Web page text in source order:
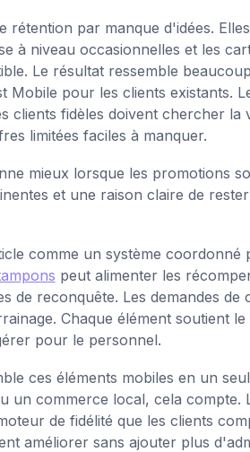
rétention par manque d'idées.
à niveau occasionnelles et les
Le résultat ressemble
pour les clients existants.
clients fidèles doivent chercher la
limitées faciles à manquer.
mieux lorsque les promotions
et une raison claire de
comme un système coordonné
peut alimenter les
de reconquête. Les demandes de
Chaque élément soutient le
pour le personnel.
ces éléments mobiles en un
commerce local, cela compte.
de fidélité que les clients
améliorer sans ajouter plus